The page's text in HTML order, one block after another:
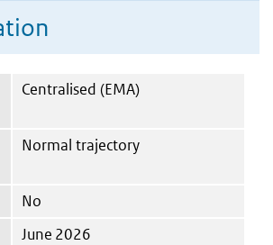
Centralised (EMA)
Normal trajectory
No
June 2026